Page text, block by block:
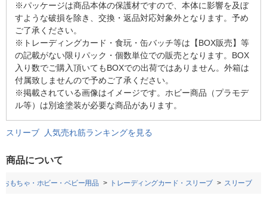
※パッケージは商品本体の保護材ですので、本体に影響を及ぼ
すような破損を除き、交換・返品対応対象外となります。予め
ご了承ください。
※トレーディングカード・食玩・缶バッチ等は【BOX販売】等
の記載がない限りパック・個数単位での販売となります。BOX
入り数でご購入頂いてもBOXでの出荷ではありません。外箱は
付属致しませんので予めご了承ください。
※掲載されている画像はイメージです。ホビー商品（プラモデ
ル等）は別途塗装が必要な商品があります。
スリーブ 人気売れ筋ランキングを見る
商品について
おもちゃ・ホビー・ベビー用品 トレーディングカード・スリーブ スリーブ